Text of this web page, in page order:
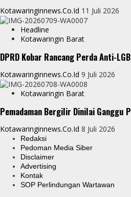
Kotawaringinnews.co.id 11 Juli 2026
Headline
Kotawaringin Barat
DPRD Kobar Rancang Perda Anti-
Kotawaringinnews.co.id 9 Juli 2026
Kotawaringin Barat
Pemadaman Bergilir Dinilai Ganggu
Kotawaringinnews.co.id 8 Juli 2026
Redaksi
Pedoman Media Siber
Disclaimer
Advertising
Kontak
SOP Perlindungan Wartawan